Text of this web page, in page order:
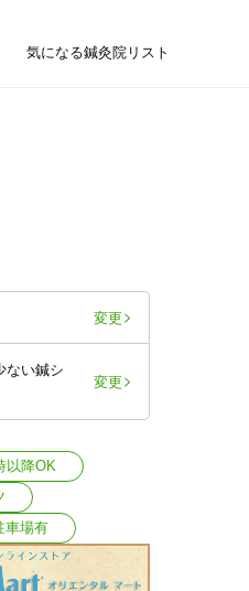
気になる鍼灸院リスト
変更
ない鍼シ
変更
以降OK
車場有